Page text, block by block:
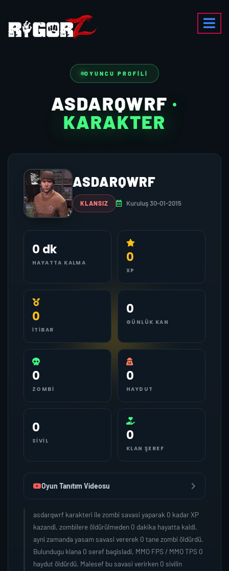
OYUNCU PROFILI
ASDARQWRF ·
KARAKTER
ASDARQWRF
KLANSIZ Kuruluş 30-01-2015
0 dk
HAYATTA KALMA 0
XP
0
İTIBAR
0
GÜNLÜK KAN
0
ZOMBI
0
HAYDUT
0
SIVIL 0
KLAN ŞEREF
Oyun Tanıtım Videosu
asdarqwrf karakteri ile zombi savasi yaparak 0 kadar XP
kazandi, zombilere öldürülmeden 0 dakika hayatta kaldi,
ayni zamanda yasam savasi vererek 0 tane zombi öldürdü.
Bulundugu klana 0 seref bagisladi, MMO FPS / MMO TPS 0
haydut öldürdü. Malesef bu savasi verirken 0 sivilin